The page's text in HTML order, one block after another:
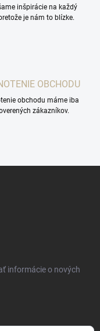
inšpirácie na každý
je nám to blízke.
OBCHODU
obchodu máme iba
zákazníkov.
informácie o nových